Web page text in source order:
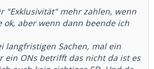
"Exklusivität" mehr zahlen, wenn
ok, aber wenn dann beende ich
langfristigen Sachen, mal ein
ein ONs betrifft das nicht da ist es